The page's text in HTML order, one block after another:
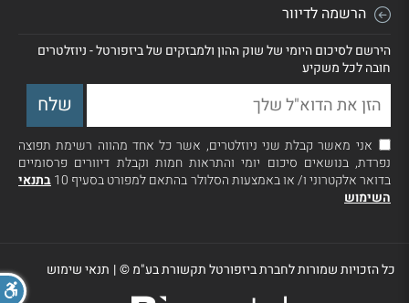
הרשמה לדיוור
הירשם לסיכום היומי של שוק ההון ולמבזקים של ביזפורטל - ניוזלטרים
חובה לכל משקיע
אני מאשר קבלת שני ניוזלטרים, אשר כל אחד מהווה רשימת תפוצה
נפרדת, בנושאים סיכום יומי והתראות חמות וקבלת דיוורים פרסומיים
בדואר אלקטרוני ו/ או באמצעות הסלולר בהתאם למפורט בסעיף 10
בתנאי
השימוש
כל הזכויות שמורות לחברת ביזפורטל תקשורת בע"מ ©| תנאי שימוש